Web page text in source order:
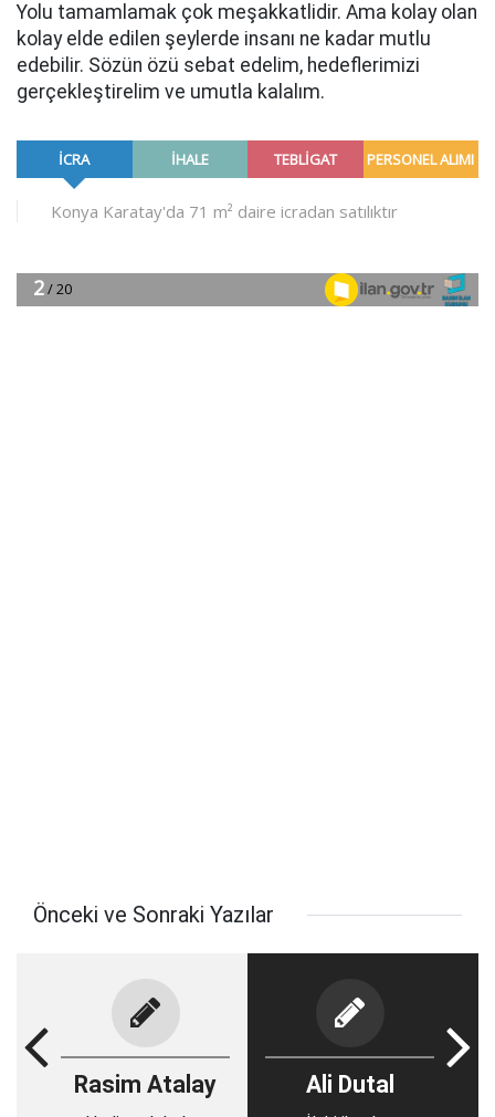
Yolu tamamlamak çok meşakkatlidir. Ama kolay olan
kolay elde edilen şeylerde insanı ne kadar mutlu
edebilir. Sözün özü sebat edelim, hedeflerimizi
gerçekleştirelim ve umutla kalalım.
Önceki ve Sonraki Yazılar
Rasim Atalay Ali Dutal